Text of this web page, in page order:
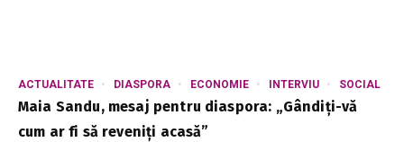
ACTUALITATE DIASPORA ECONOMIE INTERVIU SOCIAL
Maia Sandu, mesaj pentru diaspora: „Gândiți-vă
cum ar fi să reveniți acasă”